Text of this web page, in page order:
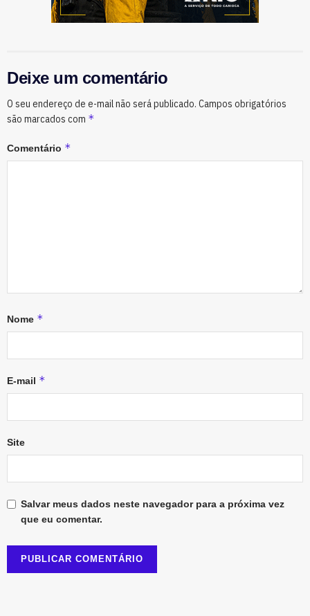
Deixe um comentário
O seu endereço de e-mail não será publicado. Campos obrigatórios
são marcados com *
Comentário *
Nome *
E-mail *
Site
Salvar meus dados neste navegador para a próxima vez
que eu comentar.